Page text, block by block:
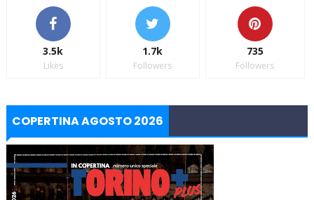
3.5k
Likes
1.7k
Followers
735
Followers
COPERTINA AGOSTO 2026